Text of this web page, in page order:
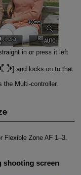
in or press it left
] and locks on to that
the Multi-controller.
Flexible Zone AF 1–3.
shooting screen